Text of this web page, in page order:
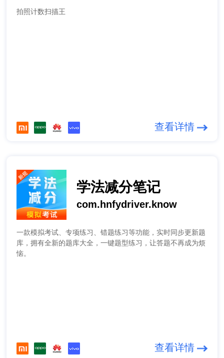
拍照计数扫描王
查看详情
学法减分笔记
com.hnfydriver.know
一款模拟考试、专项练习、错题练习等功能，实时同步更新题
库，拥有全新的题库大全，一键题型练习，让答题不再成为烦
恼。
查看详情